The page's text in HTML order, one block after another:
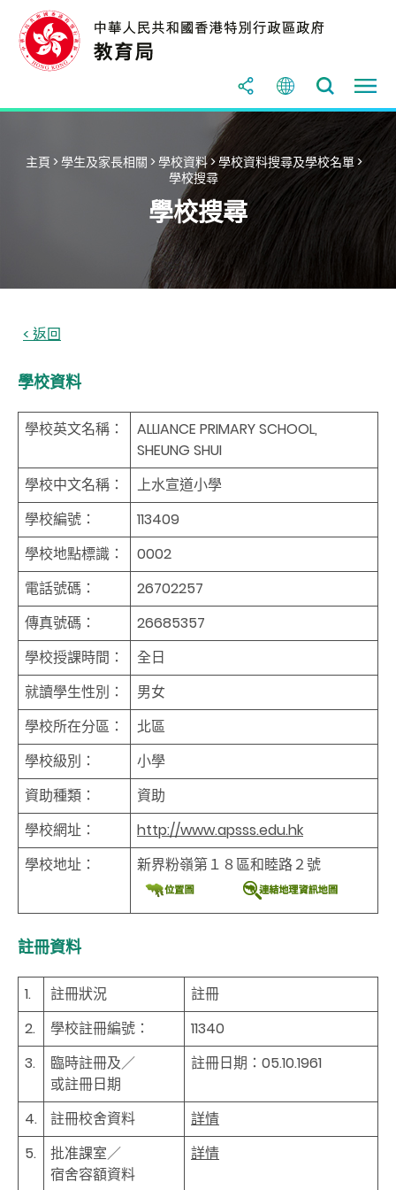
主頁 >學生及家長相關 >學校資料>學校資料搜尋及學校名單>
學校搜尋
學校搜尋
學校資料
學校英文名稱：
ALLIANCE PRIMARY SCHOOL,
SHEUNG SHUI
學校中文名稱：
上水宣道小學
學校編號：
113409
學校地點標識：
0002
電話號碼：
26702257
傳真號碼：
26685357
學校授課時間：
全日
就讀學生性別：
男女
學校所在分區：
北區
學校級別：
小學
資助種類：
資助
學校網址：
http://www.apsss.edu.hk
學校地址：
新界粉嶺第１８區和睦路２號
註冊資料
1. 註冊狀況
註冊
2.
學校註冊編號：
11340
3.
臨時註冊及／
或註冊日期
註冊日期：05.10.1961
4. 註冊校舍資料
詳情
5.
批准課室／
宿舍容額資料
詳情